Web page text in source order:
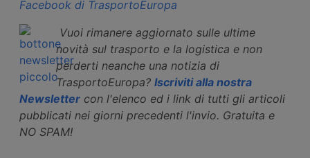
Facebook di TrasportoEuropa
Vuoi rimanere aggiornato sulle ultime
novità sul trasporto e la logistica e non
perderti neanche una notizia di
TrasportoEuropa? Iscriviti alla nostra
Newsletter con l'elenco ed i link di tutti gli articoli
pubblicati nei giorni precedenti l'invio. Gratuita e
NO SPAM!